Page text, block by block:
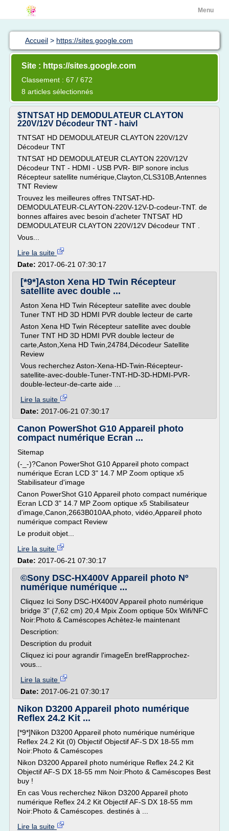
Menu
Accueil > https://sites.google.com
Site : https://sites.google.com
Classement : 67 / 672
8 articles sélectionnés
$TNTSAT HD DEMODULATEUR CLAYTON
220V/12V Décodeur TNT - haivl
TNTSAT HD DEMODULATEUR CLAYTON 220V/12V
Décodeur TNT
TNTSAT HD DEMODULATEUR CLAYTON 220V/12V
Décodeur TNT - HDMI - USB PVR- BIP sonore inclus
Récepteur satellite numérique,Clayton,CLS310B,Antennes
TNT Review
Trouvez les meilleures offres TNTSAT-HD-
DEMODULATEUR-CLAYTON-220V-12V-D-codeur-TNT. de
bonnes affaires avec besoin d'acheter TNTSAT HD
DEMODULATEUR CLAYTON 220V/12V Décodeur TNT .
Vous...
Lire la suite
Date: 2017-06-21 07:30:17
[*9*]Aston Xena HD Twin Récepteur
satellite avec double ...
Aston Xena HD Twin Récepteur satellite avec double
Tuner TNT HD 3D HDMI PVR double lecteur de carte
Aston Xena HD Twin Récepteur satellite avec double
Tuner TNT HD 3D HDMI PVR double lecteur de
carte,Aston,Xena HD Twin,24784,Décodeur Satellite
Review
Vous recherchez Aston-Xena-HD-Twin-Récepteur-
satellite-avec-double-Tuner-TNT-HD-3D-HDMI-PVR-
double-lecteur-de-carte aide ...
Lire la suite
Date: 2017-06-21 07:30:17
Canon PowerShot G10 Appareil photo
compact numérique Ecran ...
Sitemap
(-_-)?Canon PowerShot G10 Appareil photo compact
numérique Ecran LCD 3" 14.7 MP Zoom optique x5
Stabilisateur d'image
Canon PowerShot G10 Appareil photo compact numérique
Ecran LCD 3" 14.7 MP Zoom optique x5 Stabilisateur
d'image,Canon,2663B010AA,photo, vidéo,Appareil photo
numérique compact Review
Le produit objet...
Lire la suite
Date: 2017-06-21 07:30:17
©Sony DSC-HX400V Appareil photo Nº
numérique numérique ...
Cliquez Ici Sony DSC-HX400V Appareil photo numérique
bridge 3" (7,62 cm) 20,4 Mpix Zoom optique 50x Wifi/NFC
Noir:Photo & Caméscopes Achètez-le maintenant
Description:
Description du produit
Cliquez ici pour agrandir l'imageEn brefRapprochez-
vous...
Lire la suite
Date: 2017-06-21 07:30:17
Nikon D3200 Appareil photo numérique
Reflex 24.2 Kit ...
[*9*]Nikon D3200 Appareil photo numérique numérique
Reflex 24.2 Kit (0) Objectif Objectif AF-S DX 18-55 mm
Noir:Photo & Caméscopes
Nikon D3200 Appareil photo numérique Reflex 24.2 Kit
Objectif AF-S DX 18-55 mm Noir:Photo & Caméscopes Best
buy !
En cas Vous recherchez Nikon D3200 Appareil photo
numérique Reflex 24.2 Kit Objectif AF-S DX 18-55 mm
Noir:Photo & Caméscopes. destinés à ...
Lire la suite